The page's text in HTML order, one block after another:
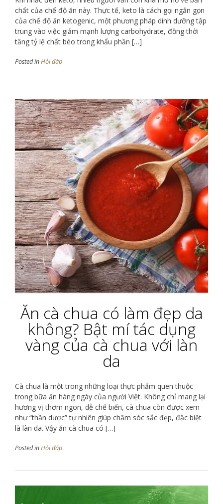
chất của chế độ ăn này. Thực tế, keto là cách gọi ngắn gọn
của chế độ ăn ketogenic, một phương pháp dinh dưỡng tập
trung vào việc giảm mạnh lượng carbohydrate, đồng thời
tăng tỷ lệ chất béo trong khẩu phần […]
Posted inHỏi đáp
Ăn cà chua có làm đẹp da
không? Bật mí tác dụng
vàng của cà chua với làn
da
Cà chua là một trong những loại thực phẩm quen thuộc
trong bữa ăn hàng ngày của người Việt. Không chỉ mang lại
hương vị thơm ngon, dễ chế biến, cà chua còn được xem
như “thần dược” tự nhiên giúp chăm sóc sắc đẹp, đặc biệt
là làn da. Vậy ăn cà chua có […]
Posted inHỏi đáp